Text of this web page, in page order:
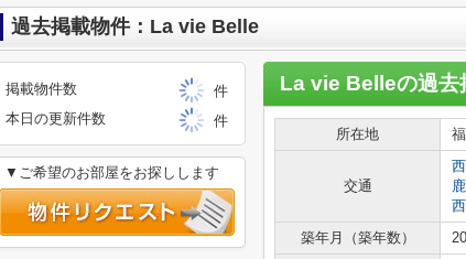
過去掲載物件：La vie Belle
La vie Belleの過去
所在地
交通
築年月（築年数）
掲載物件数
件
本日の更新件数
件
▼ご希望のお部屋をお探しします